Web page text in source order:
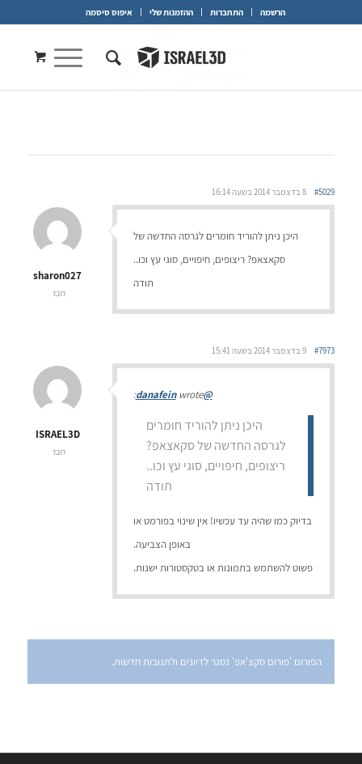
הרשמה התחברות ההזמנות שלי איפוס סיסמה
8 בדצמבר 2014 בשעה 16:14 #5029
sharon027
חבר
היכן ניתן להוריד חומרים לגרסה החדשה של
סקאצאפ? ריצופים, חיפויים, סוגי עץ וכו..
תודה
9 בדצמבר 2014 בשעה 15:41 #7973
ISRAEL3D
חבר
@danafein
wrote:
היכן ניתן להוריד חומרים
לגרסה החדשה של סקאצאפ?
ריצופים, חיפויים, סוגי עץ וכו..
תודה
בדיוק כמו שהיה עד עכשיו! אין שינוי בפורמט או
באופן הצביעה.
פשוט להשתמש בתמונות או בטקסטורות ישנות.
הפורום 'פורום סקצ'אפ' נסגר לדיונים ולתגובות חדשות.